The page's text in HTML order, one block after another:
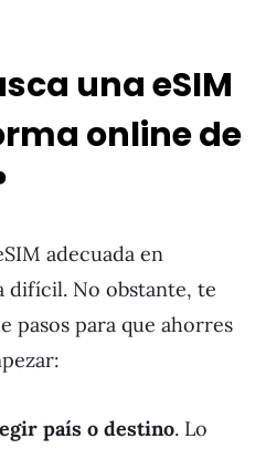
una eSIM
online de
adecuada en
difícil. No obstante, te
pasos para que ahorres
país o destino. Lo